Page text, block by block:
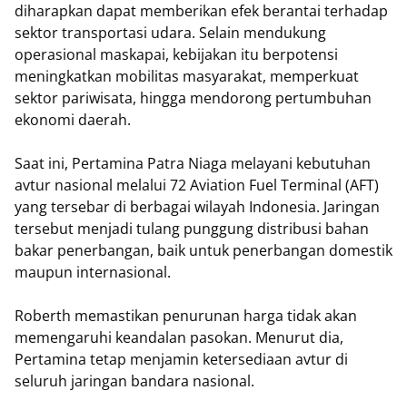
diharapkan dapat memberikan efek berantai terhadap
sektor transportasi udara. Selain mendukung
operasional maskapai, kebijakan itu berpotensi
meningkatkan mobilitas masyarakat, memperkuat
sektor pariwisata, hingga mendorong pertumbuhan
ekonomi daerah.
Saat ini, Pertamina Patra Niaga melayani kebutuhan
avtur nasional melalui 72 Aviation Fuel Terminal (AFT)
yang tersebar di berbagai wilayah Indonesia. Jaringan
tersebut menjadi tulang punggung distribusi bahan
bakar penerbangan, baik untuk penerbangan domestik
maupun internasional.
Roberth memastikan penurunan harga tidak akan
memengaruhi keandalan pasokan. Menurut dia,
Pertamina tetap menjamin ketersediaan avtur di
seluruh jaringan bandara nasional.